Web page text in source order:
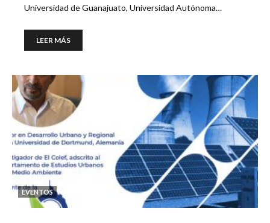
Universidad de Guanajuato, Universidad Autónoma…
LEER MÁS
EVENTOS